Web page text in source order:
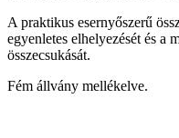
A praktikus esernyőszerű
egyenletes elhelyezését és a
összecsukását.
Fém állvány mellékelve.